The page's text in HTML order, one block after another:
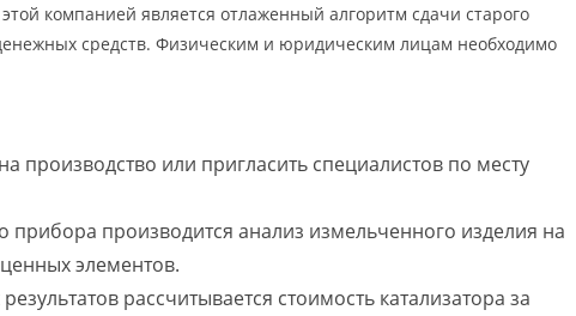
компанией является отлаженный алгоритм сдачи старого
средств. Физическим и юридическим лицам необходимо
производство или пригласить специалистов по месту
прибора производится анализ измельченного изделия на
элементов.
рассчитывается стоимость катализатора за